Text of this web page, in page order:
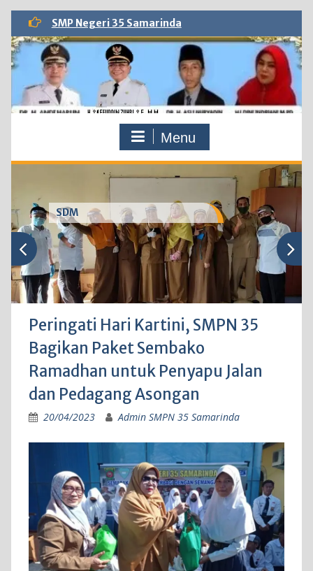
Skip
content
SMP Negeri 35 Samarinda
Menu
SDM
Peringati Hari Kartini, SMPN 35
Bagikan Paket Sembako
Ramadhan untuk Penyapu Jalan
dan Pedagang Asongan
20/04/2023 Admin SMPN 35 Samarinda